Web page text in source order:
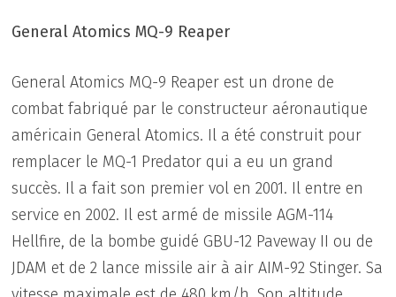
General Atomics MQ-9 Reaper
General Atomics MQ-9 Reaper est un drone de
combat fabriqué par le constructeur aéronautique
américain General Atomics. Il a été construit pour
remplacer le MQ-1 Predator qui a eu un grand
succès. Il a fait son premier vol en 2001. Il entre en
service en 2002. Il est armé de missile AGM-114
Hellfire, de la bombe guidé GBU-12 Paveway II ou de
JDAM et de 2 lance missile air à air AIM-92 Stinger. Sa